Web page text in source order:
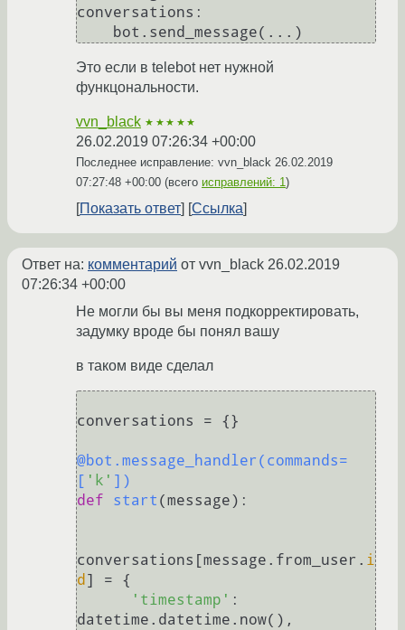
conversations:
Это если в telebot нет нужной
функцональности.
vvn_black ★★★★★
26.02.2019 07:26:34 +00:00
Последнее исправление: vvn_black 26.02.2019
07:27:48 +00:00 (всего исправлений: 1)
Показать ответ Ссылка
Ответ на: комментарий от vvn_black 26.02.2019
07:26:34 +00:00
Не могли бы вы меня подкорректировать,
задумку вроде бы понял вашу
в таком виде сделал
conversations = {}
@bot.message_handler( commands=
[ 'k' ] )
def
start (message):
conversations[message.from_user. i
d ] = {
'timestamp' :
datetime.datetime.now(),